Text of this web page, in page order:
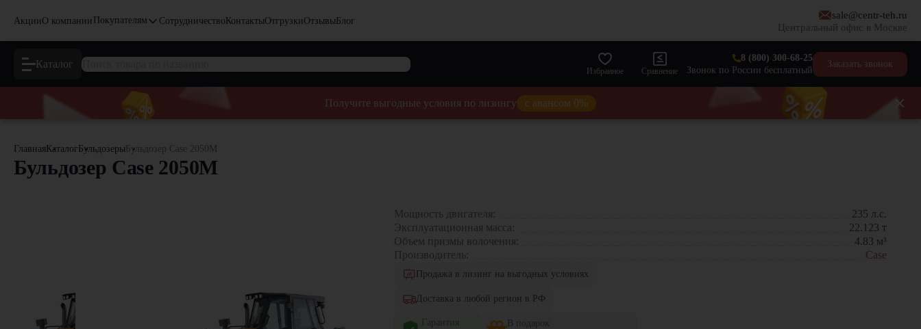
АкцииО компании Покупателям СотрудничествоКонтактыОтгрузкиОтзывыБлог
sale@centr-teh.ru
Центральный офис в Москве
Каталог
Избранное Сравнение
8 (800) 300-68-25
Звонок по России бесплатный
Заказать звонок
Получите выгодные условия по лизингу с авансом 0%
Главная Каталог Бульдозеры Бульдозер Case 2050M
Бульдозер Case 2050M
Мощность двигателя: 235 л.с.
Эксплуатационная масса:
22.123 т
Объем призмы волочения:
4.83 м³
Производитель:
Case
Продажа в лизинг на выгодных условиях
Доставка в любой регион в РФ
Гарантия
В подарок